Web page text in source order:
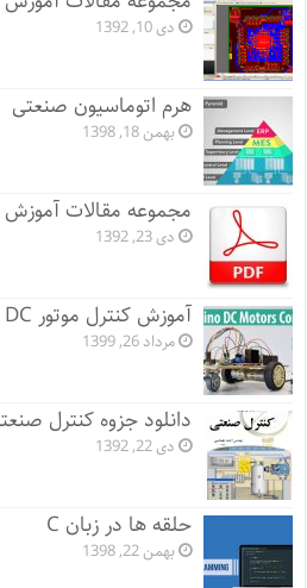
دی 10, 1392
هرم اتوماسیون صنعتی
بهمن 18, 1398
مجموعه مقالات آموزش PLC
دی 23, 1392
آموزش کنترل موتور DC با آردوینو
مرداد 26, 1399
دانلود جزوه کنترل
دی 22, 1392
حلقه ها در زبان C
بهمن 22, 1398